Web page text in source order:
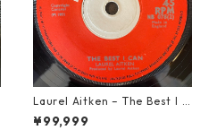
Laurel Aitken ‎– The Best I C
an【7-22012】
¥99,999